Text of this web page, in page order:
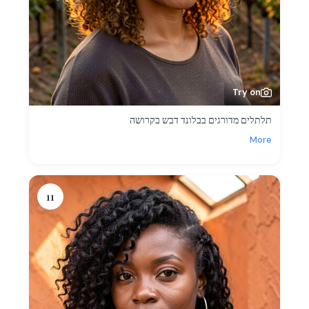
Try on
תלתלים מדורגים בבלונד דבש בקרושה
More
11